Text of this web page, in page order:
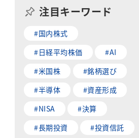
注目キーワード
#国内株式
#日経平均株価
#AI
#米国株
#銘柄選び
#半導体
#資産形成
#NISA
#決算
#長期投資
#投資信託